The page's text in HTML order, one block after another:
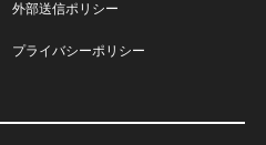
外部送信ポリシー
プライバシーポリシー